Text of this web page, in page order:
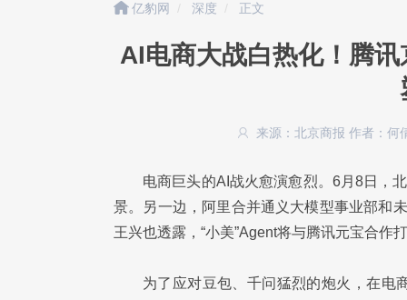
亿豹网 深度 正文
AI电商大战白热化！腾
来源：北京商报 作者：何
电商巨头的AI战火愈演愈烈。6月8日，
景。另一边，阿里合并通义大模型事业部和
王兴也透露，“小美”Agent将与腾讯元宝合作
为了应对豆包、千问猛烈的炮火，在电